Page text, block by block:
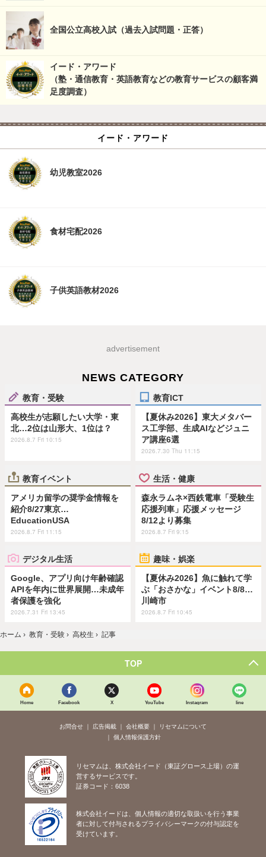
全国公立高校入試（過去入試問題・正答）
イード・アワード
（塾・通信教育・英語教育などの教育サービスの顧客満
足度調査）
イード・アワード
幼児教室2026
食材宅配2026
子供英語教材2026
advertisement
NEWS CATEGORY
教育・受験
高校生が志願したい大学・東
北…2位は山形大、1位は？
2026.8.7 Fri 10:15
教育ICT
【夏休み2026】東大メタバー
ス工学部、生成AIなどジュニ
ア講座6選
2026.7.30 Thu 11:15
教育イベント
アメリカ留学の奨学金情報を
紹介8/27東京…
EducationUSA
2026.8.7 Fri 11:15
生活・健康
森永ラムネ×西鉄電車「受験生
応援列車」応援メッセージ
8/12より募集
2026.8.7 Fri 9:15
デジタル生活
Google、アプリ向け年齢確認
APIを年内に世界展開…未成年
者保護を強化
2026.7.31 Fri 13:45
趣味・娯楽
【夏休み2026】魚に触れて学
ぶ「おさかな」イベント8/8…
川崎市
2026.8.7 Fri 10:45
ホーム › 教育・受験 › 高校生 › 記事
TOP
Home Facebook X YouTube Instagram line
お問合せ 広告掲載 会社概要
リセマムについて
個人情報保護方針
リセマムは、株式会社イード（東証グロース上場）の運
営するサービスです。
証券コード：6038
株式会社イードは、個人情報の適切な取扱いを行う事業
者に対して付与されるプライバシーマークの付与認定を
受けています。